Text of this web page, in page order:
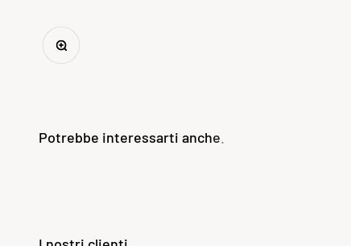
Ingrandisci immagine